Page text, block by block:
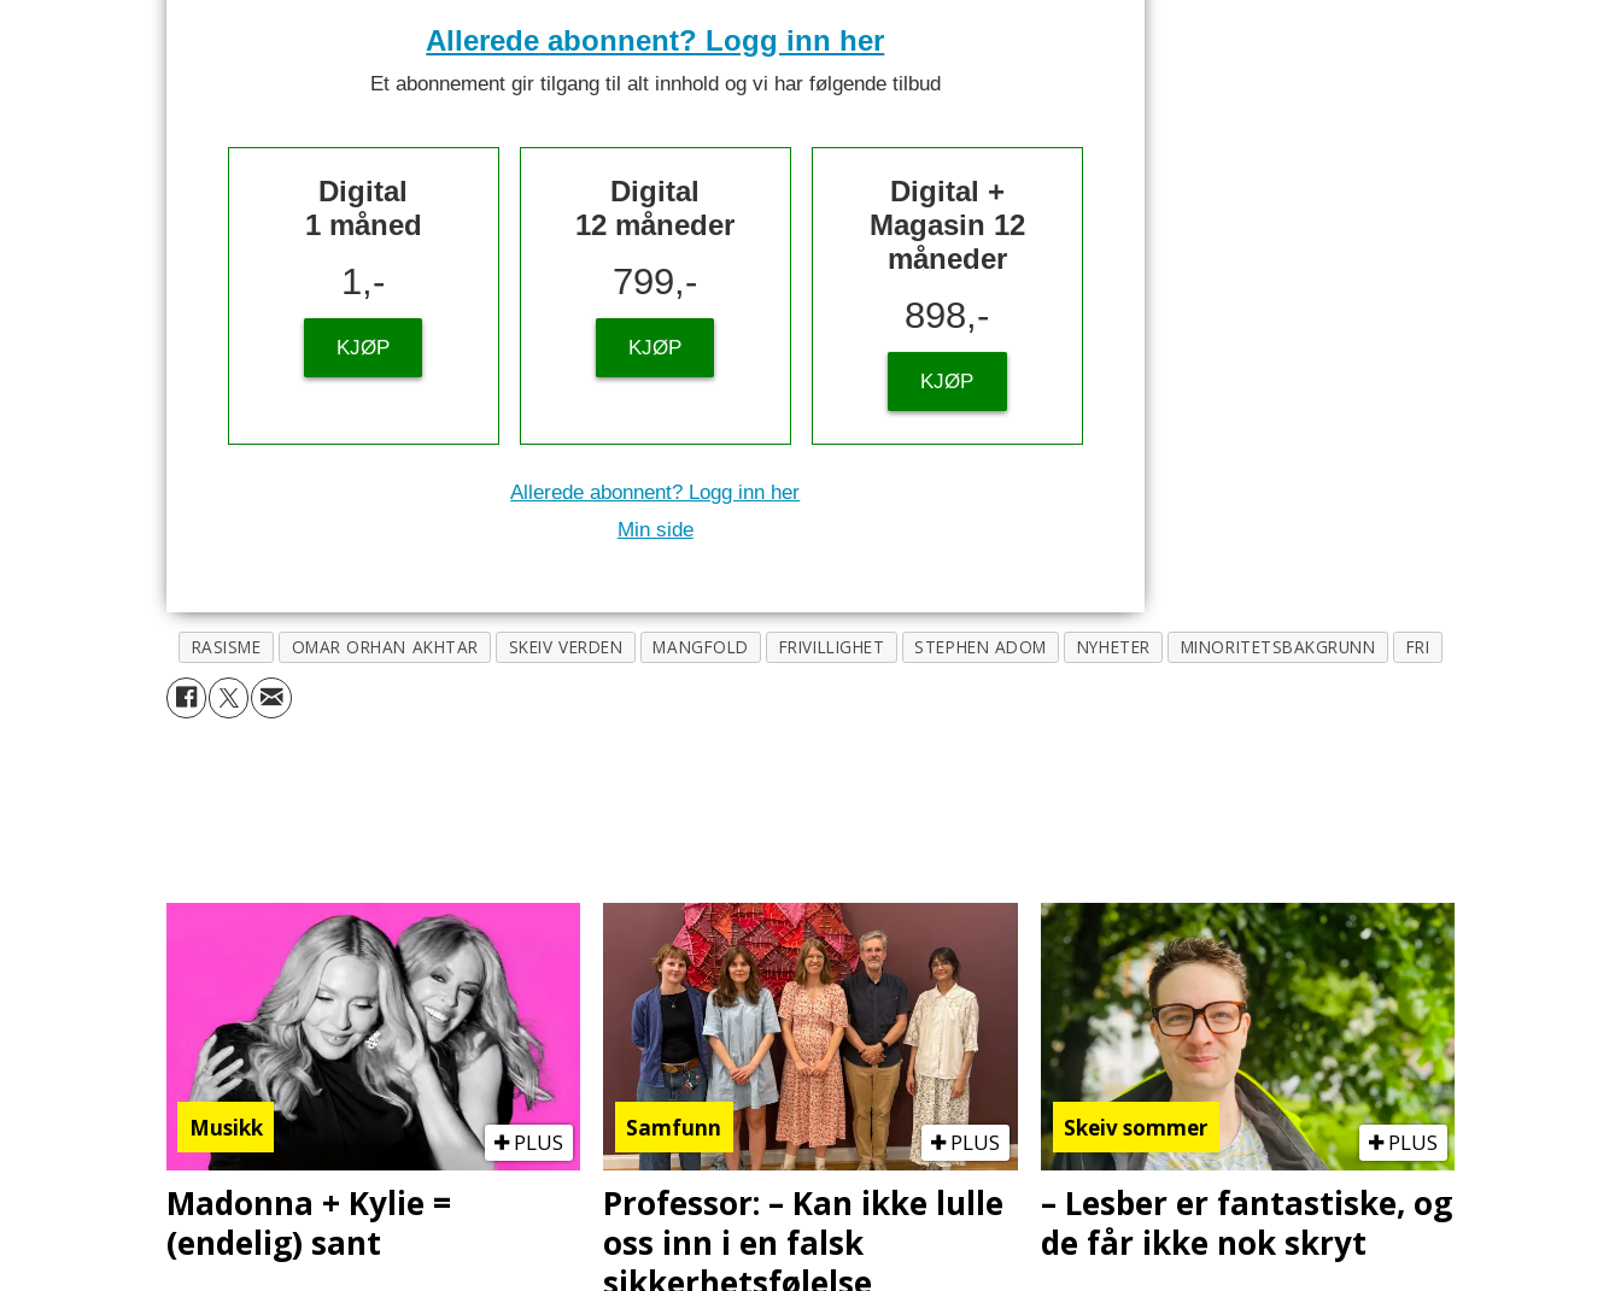
Allerede abonnent? Logg inn her
Et abonnement gir tilgang til alt innhold og vi har følgende tilbud
Digital
1 måned
1,-
KJØP
Digital
12 måneder
799,-
KJØP
Digital +
Magasin 12
måneder
898,-
KJØP
Allerede abonnent? Logg inn her
Min side
RASISME OMAR ORHAN AKHTAR SKEIV VERDEN MANGFOLD FRIVILLIGHET STEPHEN ADOM NYHETER MINORITETSBAKGRUNN FRI
Musikk
PLUS
Madonna + Kylie =
(endelig) sant
Samfunn
PLUS
Professor: – Kan ikke lulle
oss inn i en falsk
Skeiv sommer
PLUS
– Lesber er fantastiske, og
de får ikke nok skryt